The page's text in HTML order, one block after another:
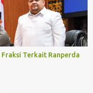
Terkait Ranperda